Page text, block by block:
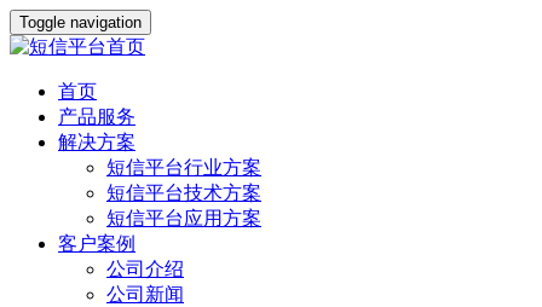
Toggle navigation
首页
产品服务
解决方案
短信平台行业方案
短信平台技术方案
短信平台应用方案
客户案例
公司介绍
公司新闻